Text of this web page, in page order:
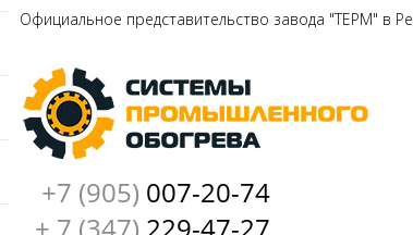
Официальное представительство завода "ТЕРМ" в
+7 (905) 007-20-74